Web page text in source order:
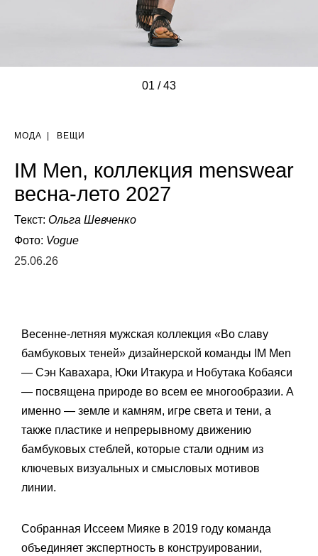
01 / 43
/////////
/////////////////////////////////
МОДА | ВЕЩИ
IM Men, коллекция menswear
весна-лето 2027
Текст: Ольга Шевченко
Фото: Vogue
25.06.26
Весенне-летняя мужская коллекция «Во славу
бамбуковых теней» дизайнерской команды IM Men
— Сэн Кавахара, Юки Итакура и Нобутака Кобаяси
— посвящена природе во всем ее многообразии. А
именно — земле и камням, игре света и тени, а
также пластике и непрерывному движению
бамбуковых стеблей, которые стали одним из
ключевых визуальных и смысловых мотивов
линии.
Собранная Иссеем Мияке в 2019 году команда
объединяет экспертность в конструировании,